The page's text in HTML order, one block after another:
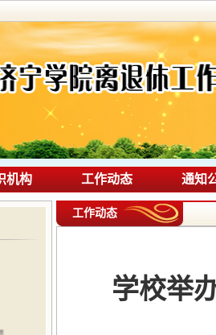
机构 工作动态 通知
工作动态
学校举